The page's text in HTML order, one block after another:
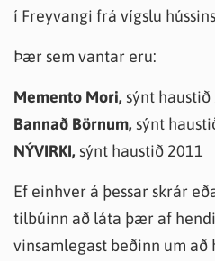
í Freyvangi frá vígslu
Þær sem vantar eru:
Memento Mori, sýnt haustið
Bannað Börnum, sýnt
NÝVIRKI, sýnt haustið 2011
Ef einhver á þessar skrár
tilbúinn að láta þær af
vinsamlegast beðinn um að